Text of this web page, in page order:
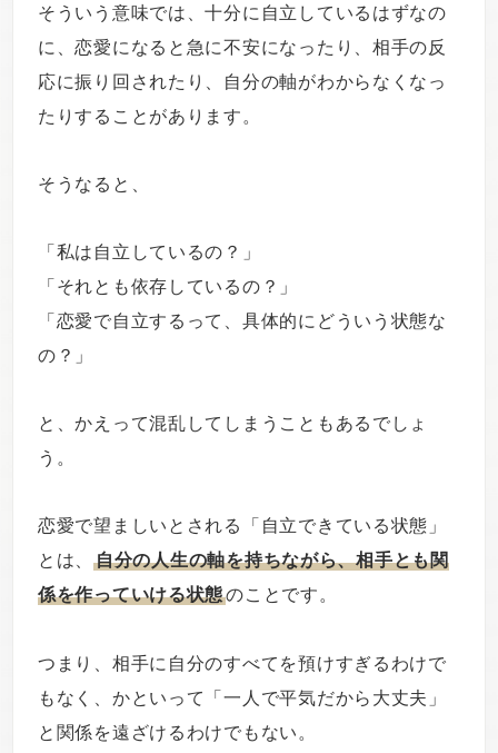
そういう意味では、十分に自立しているはずなの
に、恋愛になると急に不安になったり、相手の反
応に振り回されたり、自分の軸がわからなくなっ
たりすることがあります。
そうなると、
「私は自立しているの？」
「それとも依存しているの？」
「恋愛で自立するって、具体的にどういう状態な
の？」
と、かえって混乱してしまうこともあるでしょ
う。
恋愛で望ましいとされる「自立できている状態」
とは、自分の人生の軸を持ちながら、相手とも関
係を作っていける状態のことです。
つまり、相手に自分のすべてを預けすぎるわけで
もなく、かといって「一人で平気だから大丈夫」
と関係を遠ざけるわけでもない。